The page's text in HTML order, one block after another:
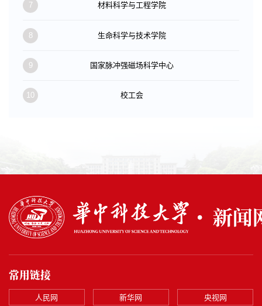
7 材料科学与工程学院
8 生命科学与技术学院
9 国家脉冲强磁场科学中心
10 校工会
常用链接
人民网 新华网 央视网